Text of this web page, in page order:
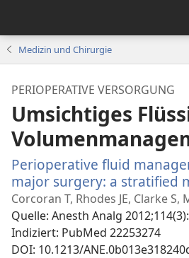
Medizin und Chirurgie
PERIOPERATIVE VERSORGUNG
Umsichtiges
Perioperative fluid
major surgery: a stratified
Corcoran T, Rhodes JE, Clarke S,
Quelle‎: Anesth Analg
Indiziert‎: PubMed 22253274
DOI‎: 10.1213/